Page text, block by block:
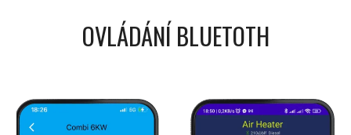
OVLÁDÁNÍ BLUETOTH